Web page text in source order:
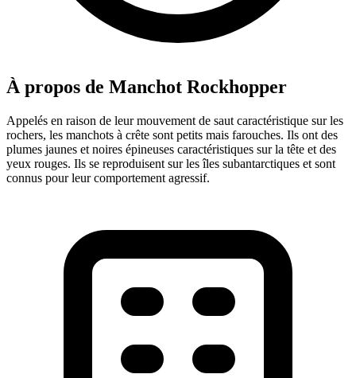
À propos de Manchot Rockhopper
Appelés en raison de leur mouvement de saut caractéristique sur les
rochers, les manchots à crête sont petits mais farouches. Ils ont des
plumes jaunes et noires épineuses caractéristiques sur la tête et des
yeux rouges. Ils se reproduisent sur les îles subantarctiques et sont
connus pour leur comportement agressif.